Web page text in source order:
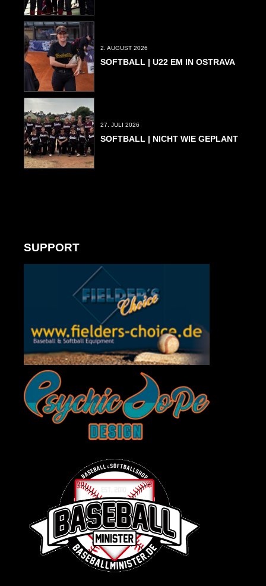
2. AUGUST 2026
SOFTBALL | U22 EM IN OSTRAVA
27. JULI 2026
SOFTBALL | NICHT WIE GEPLANT
SUPPORT